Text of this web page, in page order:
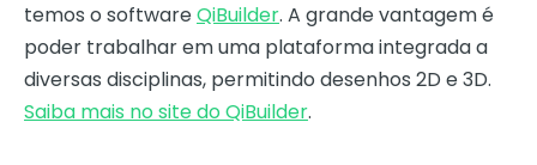
temos o softwareQiBuilder. A grande vantagem é
poder trabalhar em uma plataforma integrada a
diversas disciplinas, permitindo desenhos 2D e 3D.
Saiba mais no site do QiBuilder.